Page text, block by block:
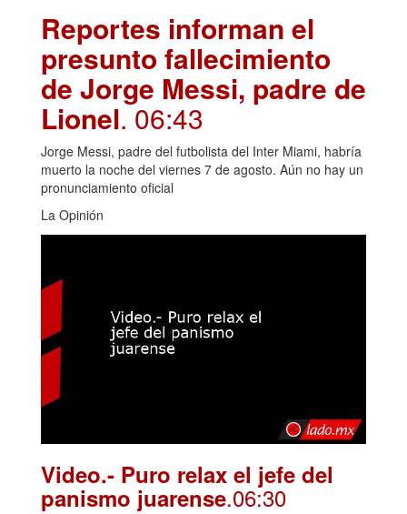
Reportes informan el
presunto fallecimiento
de Jorge Messi, padre de
Lionel. 06:43
Jorge Messi, padre del futbolista del Inter Miami, habría
muerto la noche del viernes 7 de agosto. Aún no hay un
pronunciamiento oficial
La Opinión
Video.- Puro relax el jefe del
panismo juarense.06:30